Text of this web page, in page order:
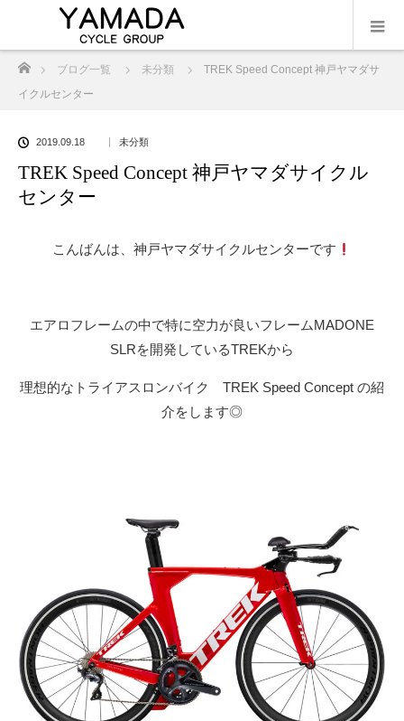
ブログ一覧 未分類
TREK Speed Concept 神戸ヤマダサ
イクルセンター
2019.09.18 未分類
TREK Speed Concept 神戸ヤマダサイクル
センター
こんばんは、神戸ヤマダサイクルセンターです
エアロフレームの中で特に空力が良いフレームMADONE
SLRを開発しているTREKから
理想的なトライアスロンバイク TREK Speed Concept の紹
介をします◎